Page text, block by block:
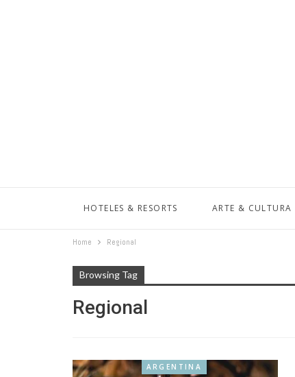
HOTELES & RESORTS ARTE & CULTURA
Home Regional
Browsing Tag
Regional
ARGENTINA